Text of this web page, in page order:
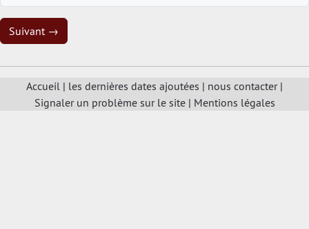
Suivant →
Accueil | les dernières dates ajoutées | nous contacter|
Signaler un problème sur le site| Mentions légales